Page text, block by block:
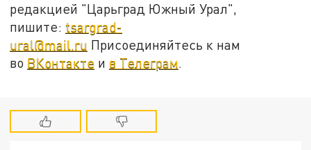
редакцией "Царьград Южный Урал",
пишите: tsargrad-
ural@mail.ru Присоединяйтесь к нам
во ВКонтакте и в Телеграм.